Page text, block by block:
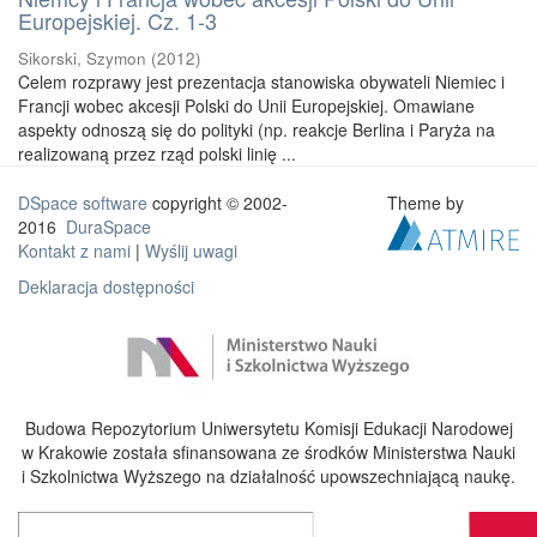
Europejskiej. Cz. 1-3
Sikorski, Szymon (2012)
Celem rozprawy jest prezentacja stanowiska obywateli Niemiec i
Francji wobec akcesji Polski do Unii Europejskiej. Omawiane
aspekty odnoszą się do polityki (np. reakcje Berlina i Paryża na
realizowaną przez rząd polski linię ...
DSpace software copyright © 2002-
2016 DuraSpace
Kontakt z nami | Wyślij uwagi
Deklaracja dostępności
Theme by
Budowa Repozytorium Uniwersytetu Komisji Edukacji Narodowej
w Krakowie została sfinansowana ze środków Ministerstwa Nauki
i Szkolnictwa Wyższego na działalność upowszechniającą naukę.